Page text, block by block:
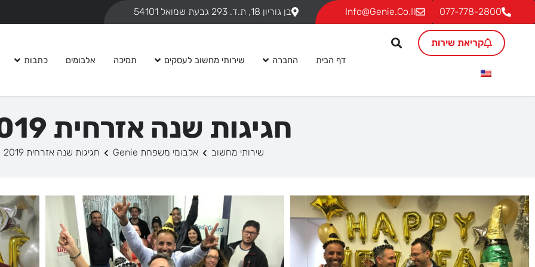
077-778-2800
Info@genie.co.il בן גוריון 18, ת.ד. 293 גבעת שמואל 54101
קריאת שירות
דף הבית החברה שירותי מחשוב לעסקים תמיכה אלבומים כתבות
חגיגות שנה אזרחית 2019
שירותי מחשוב אלבומי משפחת Genie חגיגות שנה אזרחית 2019